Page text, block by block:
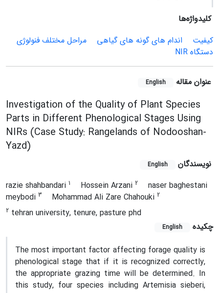
کلیدواژه‌ها
کیفیت
اندام های گونه های گیاهی
مراحل مختلف فنولوژی
دستگاه NIR
عنوان مقاله English
Investigation of the Quality of Plant Species
Parts in Different Phenological Stages Using
NIRs (Case Study: Rangelands of Nodooshan-
Yazd)
نویسندگان English
razie shahbandari 1 Hossein Arzani 2
naser baghestani
meybodi 3 Mohammad Ali Zare Chahouki 2
2 tehran university, tenure, pasture phd
چکیده
English
The most important factor affecting forage quality is
phenological stage that if it is recognized correctly,
the appropriate grazing time will be determined. In
this study, four species including Artemisia sieberi,